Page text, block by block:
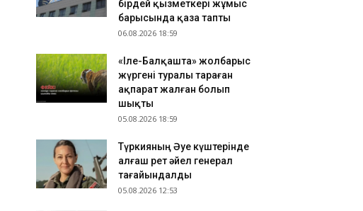
Қазақстандық ескек есушілер Азия
чемпионатында 4 медаль жеңіп алды
Астанадан Омбыға әуе рейстері уақытша
тоқтатылды
07.08.2026 17:41
​Танымал курорттағы қорық қызметкерін
бірдей қызметкері жұмыс
барысында қаза тапты
06.08.2026 18:59
«Іле-Балқашта» жолбарыс
жүргені туралы тараған
ақпарат жалған болып
шықты
05.08.2026 18:59
Түркияның Әуе күштерінде
алғаш рет әйел генерал
тағайындалды
05.08.2026 12:53